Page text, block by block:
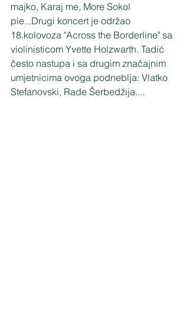
majko, Karaj me, More Sokol
pie...Drugi koncert je održao
18.kolovoza "Across the Borderline" sa
violinisticom Yvette Holzwarth. Tadić
često nastupa i sa drugim značajnim
umjetnicima ovoga podneblja: Vlatko
Stefanovski, Rade Šerbedžija....